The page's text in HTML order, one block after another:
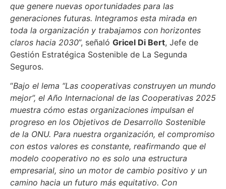
que genere nuevas oportunidades para las
generaciones futuras. Integramos esta mirada en
toda la organización y trabajamos con horizontes
claros hacia 2030”, señaló Gricel Di Bert, Jefe de
Gestión Estratégica Sostenible de La Segunda
Seguros.
“Bajo el lema “Las cooperativas construyen un mundo
mejor”, el Año Internacional de las Cooperativas 2025
muestra cómo estas organizaciones impulsan el
progreso en los Objetivos de Desarrollo Sostenible
de la ONU. Para nuestra organización, el compromiso
con estos valores es constante, reafirmando que el
modelo cooperativo no es solo una estructura
empresarial, sino un motor de cambio positivo y un
camino hacia un futuro más equitativo. Con